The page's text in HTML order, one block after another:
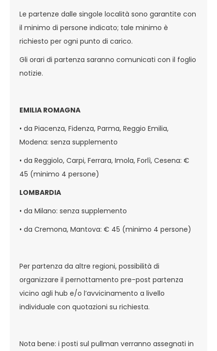
Le partenze dalle singole località sono garantite con
il minimo di persone indicato; tale minimo è
richiesto per ogni punto di carico.
Gli orari di partenza saranno comunicati con il foglio
notizie.
EMILIA ROMAGNA
• da Piacenza, Fidenza, Parma, Reggio Emilia,
Modena: senza supplemento
• da Reggiolo, Carpi, Ferrara, Imola, Forlì, Cesena: €
45 (minimo 4 persone)
LOMBARDIA
• da Milano: senza supplemento
• da Cremona, Mantova: € 45 (minimo 4 persone)
Per partenza da altre regioni, possibilità di
organizzare il pernottamento pre-post partenza
vicino agli hub e/o l’avvicinamento a livello
individuale con quotazioni su richiesta.
Nota bene: i posti sul pullman verranno assegnati in